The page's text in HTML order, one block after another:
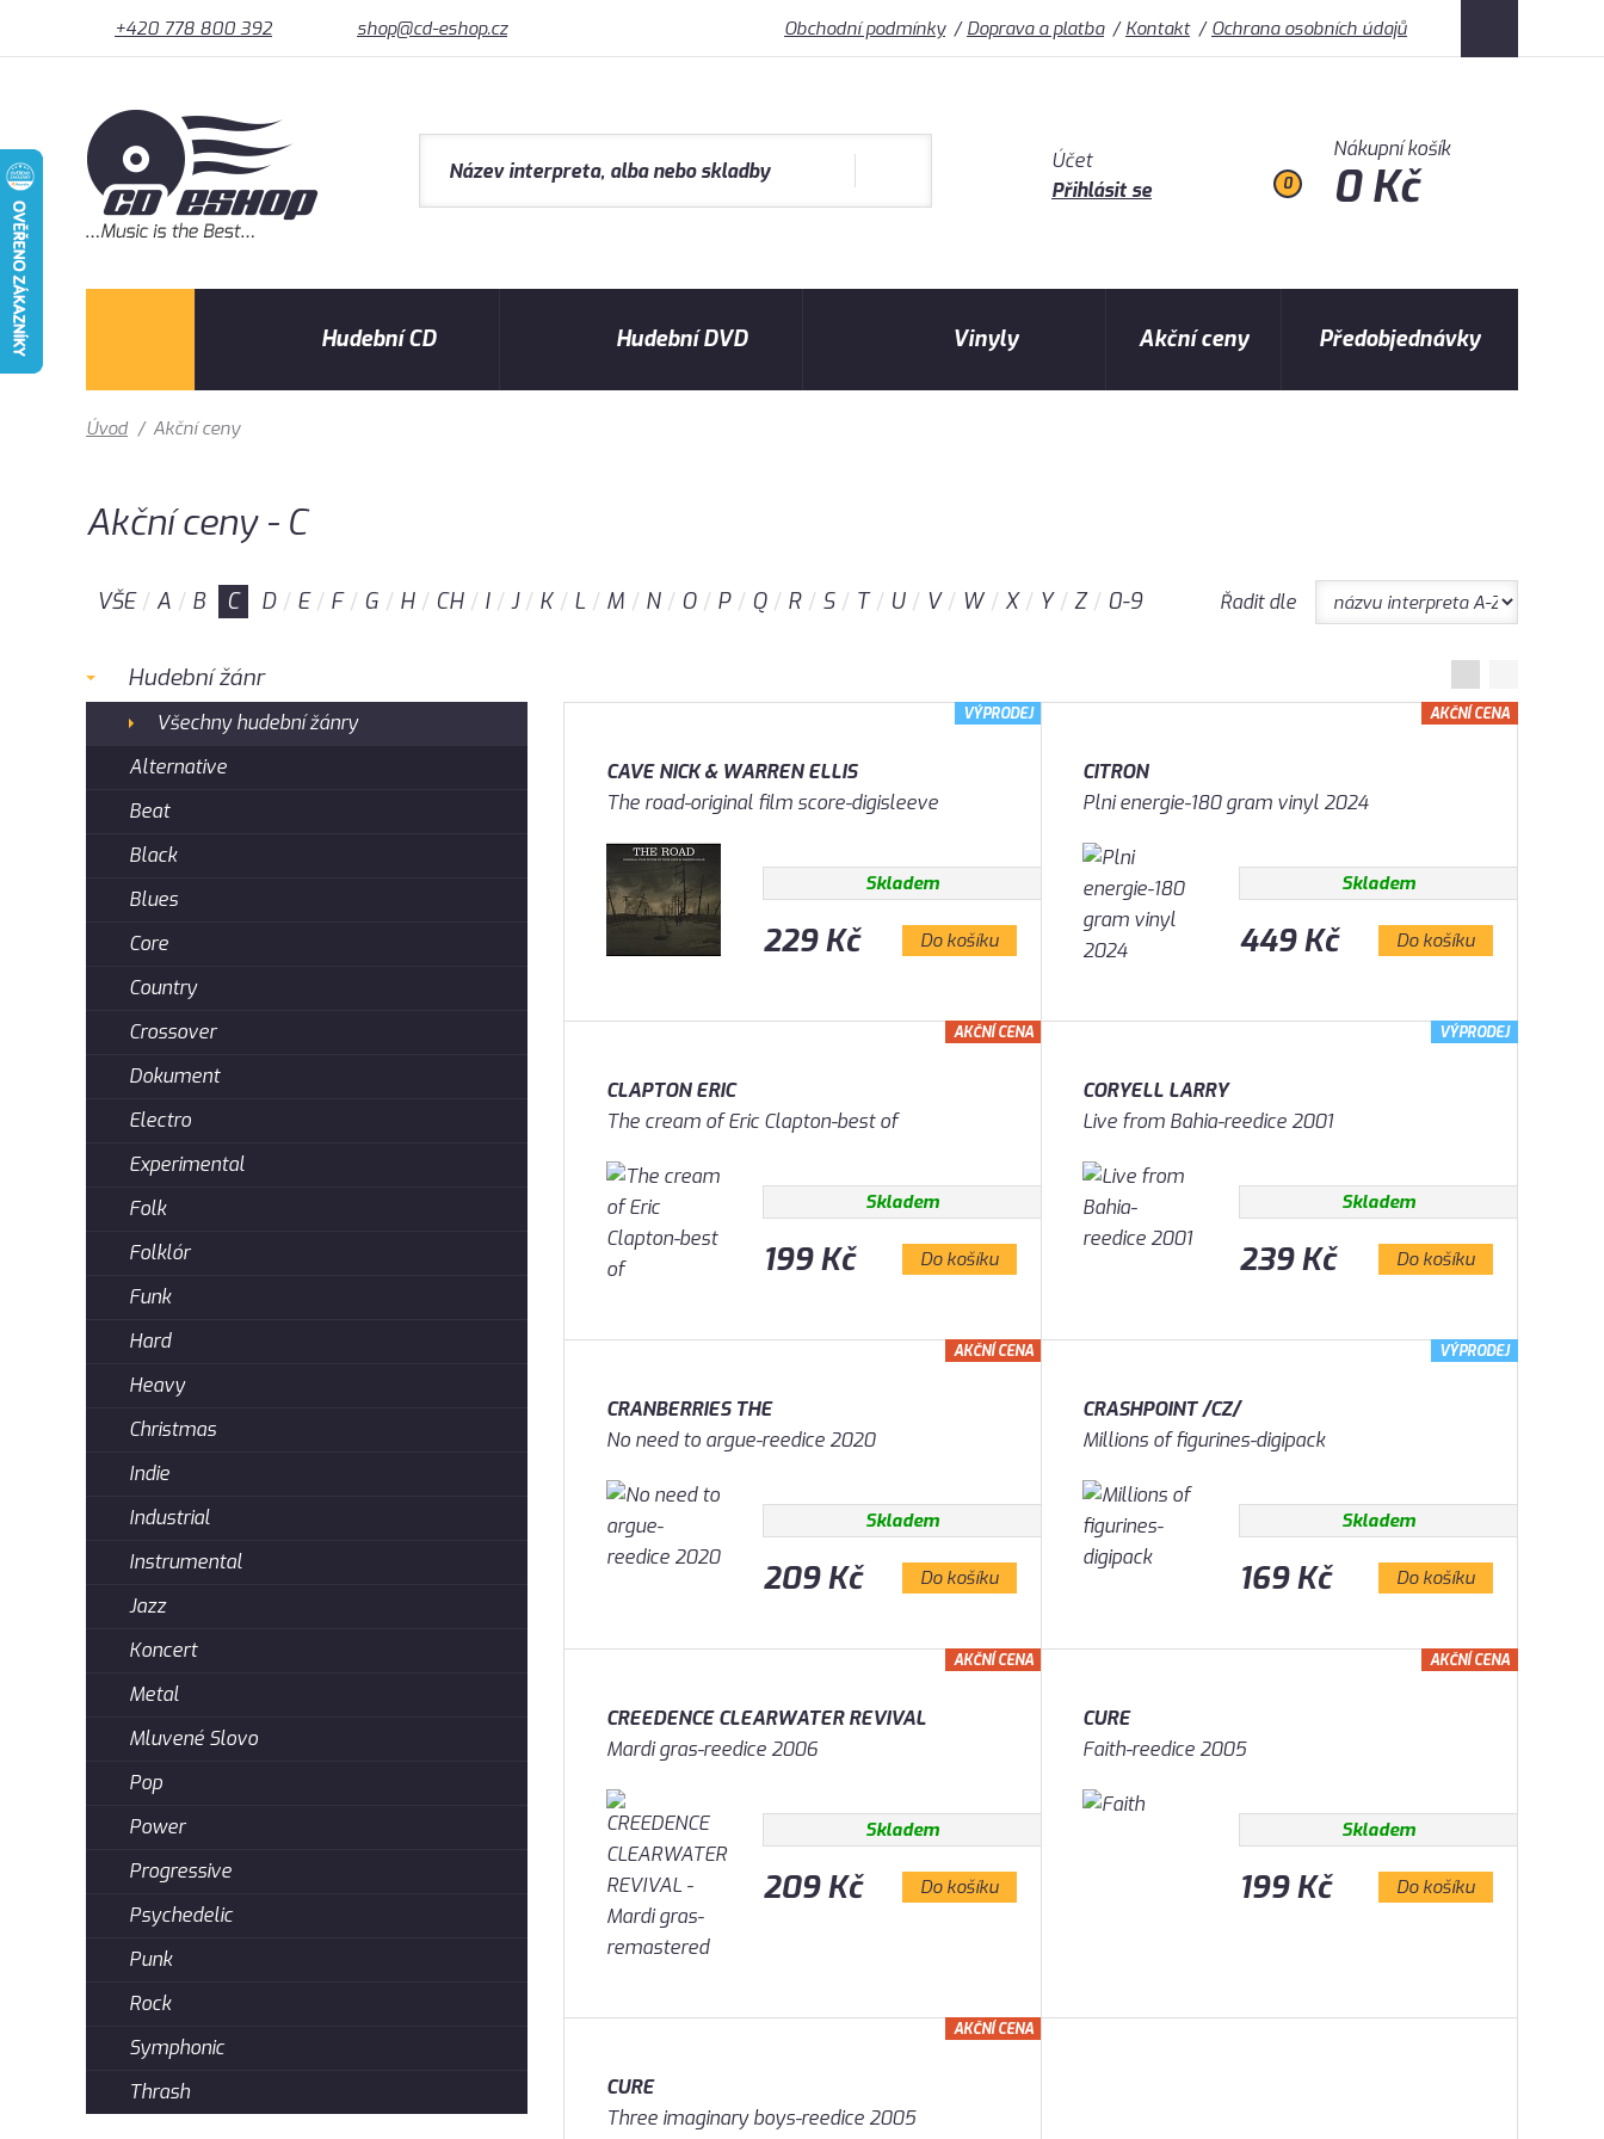
+420 778 800 392 shop@cd-eshop.cz Obchodní podmínky Doprava a platba Kontakt Ochrana osobních údajů
Účet
Přihlásit se
0
Nákupní košík
0 Kč
Hudební CD Hudební DVD Vinyly Akční ceny Předobjednávky
Úvod / Akční ceny
Akční ceny - C
VŠE A B C D E F G H CH I J K L M N O P Q R S T U V W X Y Z 0-9 Řadit dle
Hudební žánr
Všechny hudební žánry
Alternative
Beat
Black
Blues
Core
Country
Crossover
Dokument
Electro
Experimental
Folk
Folklór
Funk
Hard
Heavy
Christmas
Indie
Industrial
Instrumental
Jazz
Koncert
Metal
Mluvené Slovo
Pop
Power
Progressive
Psychedelic
Punk
Rock
Symphonic
Thrash
CAVE NICK & WARREN ELLIS
The road-original film score-digisleeve
Skladem
229 Kč Do košíku
VÝPRODEJ
CITRON
Plni energie-180 gram vinyl 2024
Skladem
449 Kč Do košíku
AKČNÍ CENA
CLAPTON ERIC
The cream of Eric Clapton-best of
Skladem
199 Kč Do košíku
AKČNÍ CENA
CORYELL LARRY
Live from Bahia-reedice 2001
Skladem
239 Kč Do košíku
VÝPRODEJ
CRANBERRIES THE
No need to argue-reedice 2020
Skladem
209 Kč Do košíku
AKČNÍ CENA
CRASHPOINT /CZ/
Millions of figurines-digipack
Skladem
169 Kč Do košíku
VÝPRODEJ
CREEDENCE CLEARWATER REVIVAL
Mardi gras-reedice 2006
Skladem
209 Kč Do košíku
AKČNÍ CENA
CURE
Faith-reedice 2005
Skladem
199 Kč Do košíku
AKČNÍ CENA
CURE
Three imaginary boys-reedice 2005
AKČNÍ CENA